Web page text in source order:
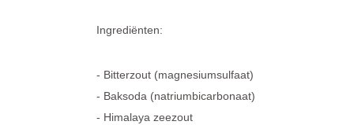
Ingrediënten:
Bitterzout (magnesiumsulfaat)
Baksoda (natriumbicarbonaat)
Himalaya zeezout